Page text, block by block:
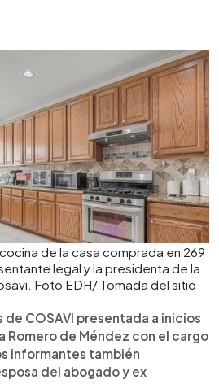
de la casa comprada en 269
legal y la presidenta de la
Foto EDH/ Tomada del sitio
de COSAVI presentada a inicios
Romero de Méndez con el cargo
informantes también
del abogado y ex